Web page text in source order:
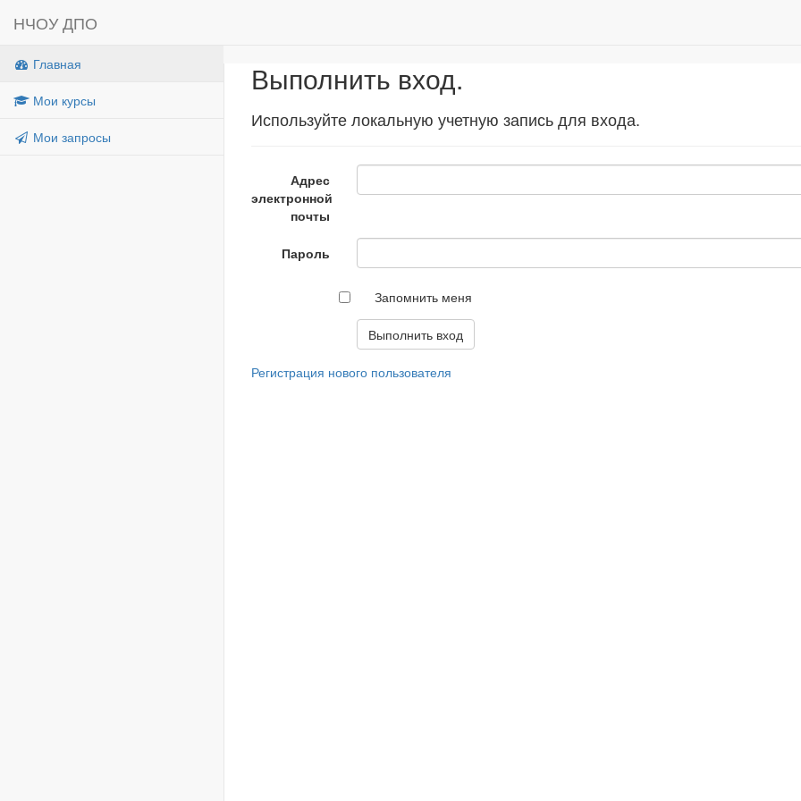
НЧОУ ДПО
Главная
Мои курсы
Мои запросы
Выполнить вход.
Используйте локальную учетную запись для входа.
Адрес
электронной
почты
Пароль
Запомнить меня
Регистрация нового пользователя